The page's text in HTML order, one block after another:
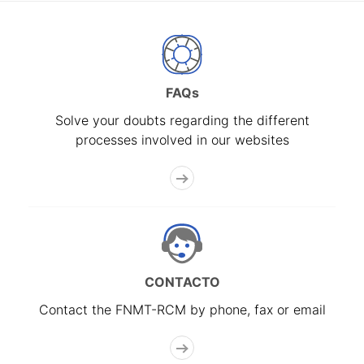
FAQs
Solve your doubts regarding the different
processes involved in our websites
CONTACTO
Contact the FNMT-RCM by phone, fax or email